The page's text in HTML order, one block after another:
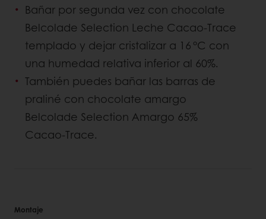
Bañar por segunda vez con chocolate
Belcolade Selection Leche Cacao-Trace
templado y dejar cristalizar a 16 °C con
una humedad relativa inferior al 60%.
También puedes bañar las barras de
praliné con chocolate amargo
Belcolade Selection Amargo 65%
Cacao-Trace.
Montaje